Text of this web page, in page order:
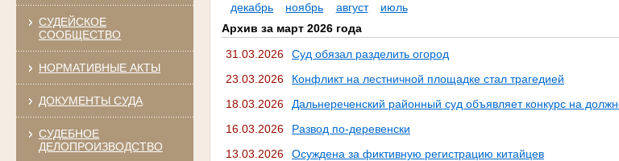
СУДЕЙСКОЕ
СООБЩЕСТВО
НОРМАТИВНЫЕ АКТЫ
ДОКУМЕНТЫ СУДА
СУДЕБНОЕ
ДЕЛОПРОИЗВОДСТВО
декабрь
ноябрь август
июль
Архив за март 2026 года
31.03.2026
Суд обязал разделить огород
23.03.2026
Конфликт на лестничной площадке стал трагедией
18.03.2026
Дальнереченский районный суд объявляет конкурс на
16.03.2026
Развод по-деревенски
13.03.2026
Осуждена за фиктивную регистрацию китайцев